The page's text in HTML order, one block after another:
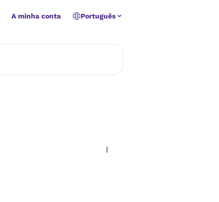
A minha conta Português